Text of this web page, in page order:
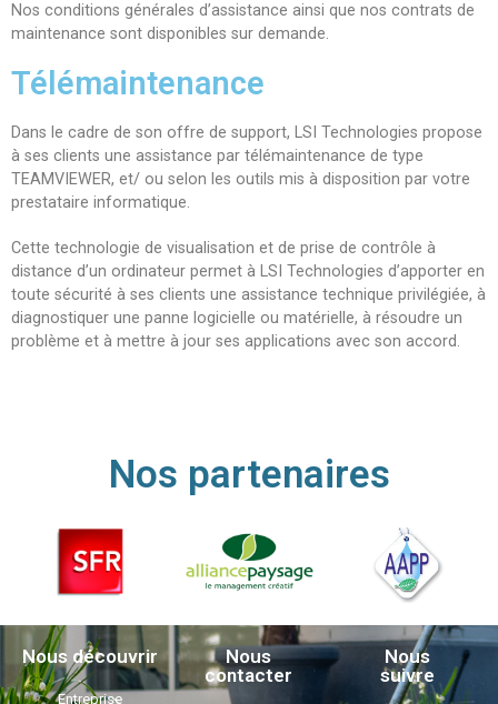
Nos conditions générales d’assistance ainsi que nos contrats de
maintenance sont disponibles sur demande.
Télémaintenance
Dans le cadre de son offre de support, LSI Technologies propose
à ses clients une assistance par télémaintenance de type
TEAMVIEWER, et/ ou selon les outils mis à disposition par votre
prestataire informatique.
Cette technologie de visualisation et de prise de contrôle à
distance d’un ordinateur permet à LSI Technologies d’apporter en
toute sécurité à ses clients une assistance technique privilégiée, à
diagnostiquer une panne logicielle ou matérielle, à résoudre un
problème et à mettre à jour ses applications avec son accord.
Nos partenaires
Nous découvrir
Entreprise
Nous
contacter
Nous
suivre